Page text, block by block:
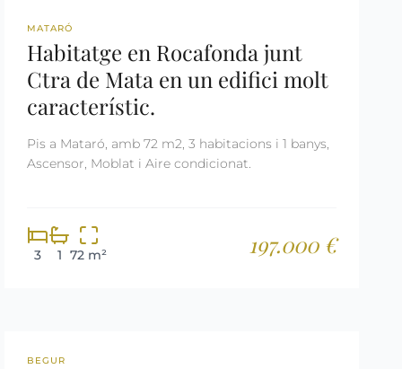
REF: 2988
MATARÓ
Habitatge en Rocafonda junt
Ctra de Mata en un edifici molt
característic.
Pis a Mataró, amb 72 m2, 3 habitacions i 1 banys,
Ascensor, Moblat i Aire condicionat.
3 1 72 m² 197.000 €
REF: 3140
BEGUR